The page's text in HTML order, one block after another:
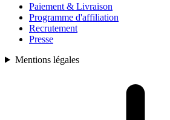
Paiement & Livraison
Programme d'affiliation
Recrutement
Presse
Mentions légales